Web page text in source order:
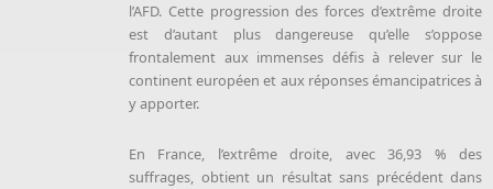
l’AFD. Cette progression des forces d’extrême droite
est d’autant plus dangereuse qu’elle s’oppose
frontalement aux immenses défis à relever sur le
continent européen et aux réponses émancipatrices à
y apporter.
En France, l’extrême droite, avec 36,93 % des
suffrages, obtient un résultat sans précédent dans